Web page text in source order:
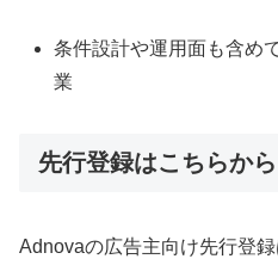
条件設計や運用面も含め
業
先行登録はこちらから
Adnovaの広告主向け先行登